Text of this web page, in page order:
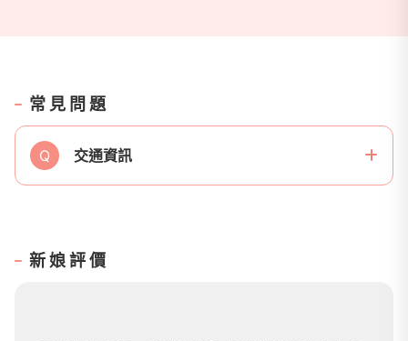
常見問題
Q 交通資訊
新娘評價